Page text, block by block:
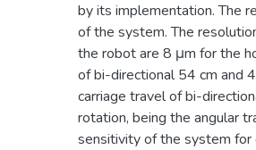
by its implementation. The
of the system. The
the robot are 8 μm for the
of bi-directional 54 cm and
carriage travel of bi-
rotation, being the angular
sensitivity of the system for